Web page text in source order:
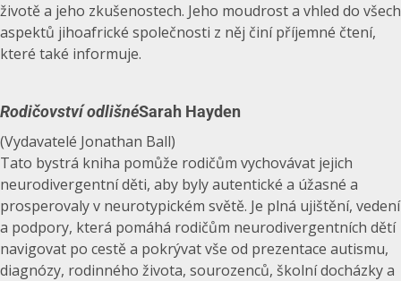
životě a jeho zkušenostech. Jeho moudrost a vhled do všech
aspektů jihoafrické společnosti z něj činí příjemné čtení,
které také informuje.
Rodičovství odlišnéSarah Hayden
(Vydavatelé Jonathan Ball)
Tato bystrá kniha pomůže rodičům vychovávat jejich
neurodivergentní děti, aby byly autentické a úžasné a
prosperovaly v neurotypickém světě. Je plná ujištění, vedení
a podpory, která pomáhá rodičům neurodivergentních dětí
navigovat po cestě a pokrývat vše od prezentace autismu,
diagnózy, rodinného života, sourozenců, školní docházky a